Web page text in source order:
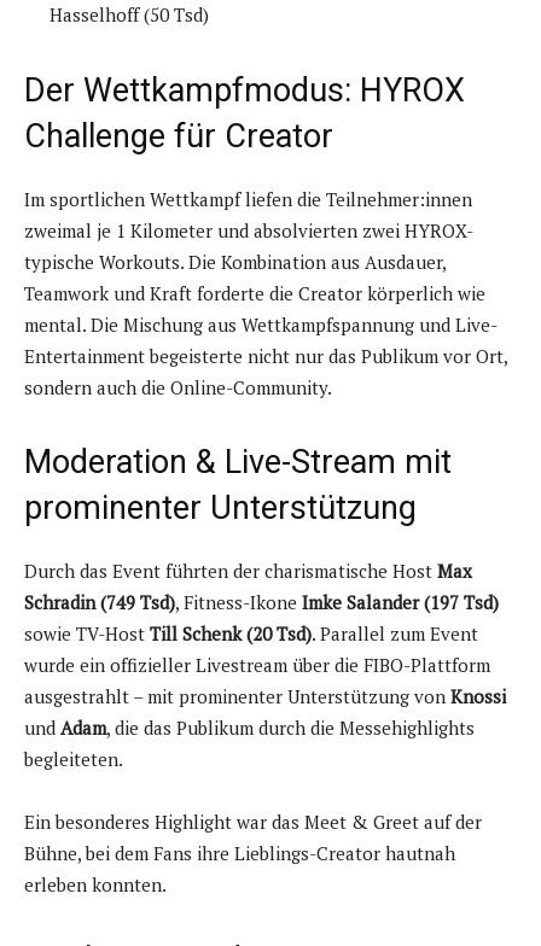
Hasselhoff (50 Tsd)
Der Wettkampfmodus: HYROX
Challenge für Creator
Im sportlichen Wettkampf liefen die Teilnehmer:innen
zweimal je 1 Kilometer und absolvierten zwei HYROX-
typische Workouts. Die Kombination aus Ausdauer,
Teamwork und Kraft forderte die Creator körperlich wie
mental. Die Mischung aus Wettkampfspannung und Live-
Entertainment begeisterte nicht nur das Publikum vor Ort,
sondern auch die Online-Community.
Moderation & Live-Stream mit
prominenter Unterstützung
Durch das Event führten der charismatische Host Max
Schradin (749 Tsd), Fitness-Ikone Imke Salander (197 Tsd)
sowie TV-Host Till Schenk (20 Tsd). Parallel zum Event
wurde ein offizieller Livestream über die FIBO-Plattform
ausgestrahlt – mit prominenter Unterstützung von Knossi
und Adam, die das Publikum durch die Messehighlights
begleiteten.
Ein besonderes Highlight war das Meet & Greet auf der
Bühne, bei dem Fans ihre Lieblings-Creator hautnah
erleben konnten.